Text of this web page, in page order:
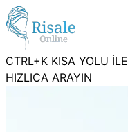
CTRL+K KISA YOLU İLE
HIZLICA ARAYIN